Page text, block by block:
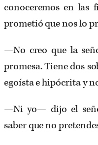
conoceremos en las
prometió que nos lo
—No creo que la
promesa. Tiene dos
egoísta e hipócrita y
—Ni yo— dijo el
saber que no